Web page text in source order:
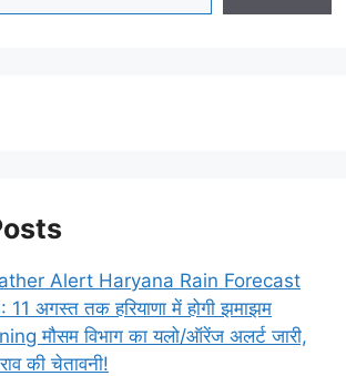
Alert Haryana Rain Forecast
अगस्त तक हरियाणा में होगी झमाझम
मौसम विभाग का यलो/ऑरेंज अलर्ट जारी,
की चेतावनी!